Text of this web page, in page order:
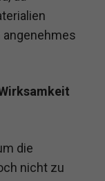
die
nicht zu